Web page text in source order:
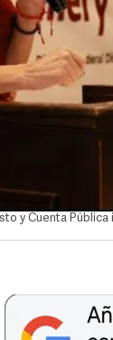
y Cuenta